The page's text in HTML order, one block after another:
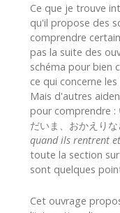
Ce que je trouve
qu'il propose des
comprendre
pas la suite des
schéma pour bien
ce qui concerne
Mais d'autres
pour comprendre :
だいま、おかえり
quand ils rentrent
toute la section
sont quelques
Cet ouvrage